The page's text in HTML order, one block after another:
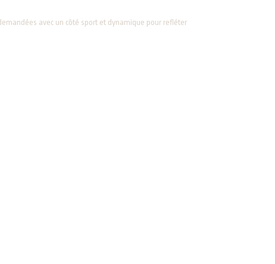
avec un côté sport et dynamique pour refléter